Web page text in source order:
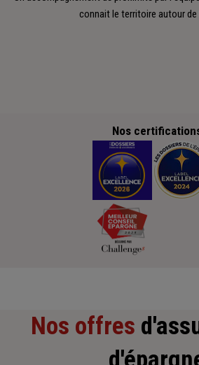
connait le territoire autour de
Nos
Nos offres